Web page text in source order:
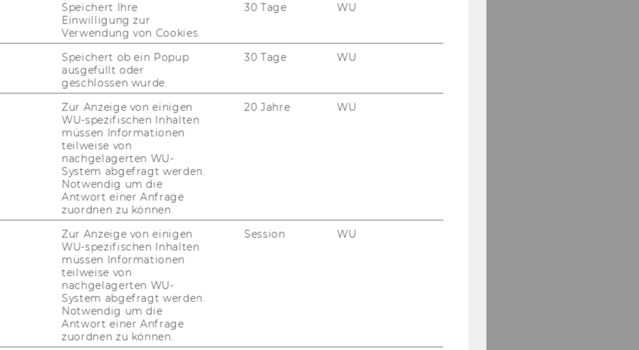
as­sign to busi­ness ob­jects - or their sub-​
of such ob­jects are busi­ness part­
do­cu­ments and ma­te­ri­als.
more num­ber range in­ter­vals and a num­
as­sign­ment:
R/3 Sys­tem au­to­ma­ti­cal­ly as­signs a se­
the re­le­vant num­ber range in­ter­val.
Speichert Ihre
Einwilligung zur
Verwendung von Cookies.
30 Tage WU
Speichert ob ein Popup
ausgefüllt oder
geschlossen wurde.
30 Tage WU
Zur Anzeige von einigen
WU-spezifischen Inhalten
müssen Informationen
teilweise von
nachgelagerten WU-
System abgefragt werden.
Notwendig um die
Antwort einer Anfrage
zuordnen zu können.
20 Jahre WU
Zur Anzeige von einigen
WU-spezifischen Inhalten
müssen Informationen
teilweise von
nachgelagerten WU-
System abgefragt werden.
Notwendig um die
Antwort einer Anfrage
zuordnen zu können.
Session WU